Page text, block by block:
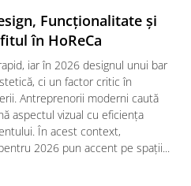
Funcționalitate și
în HoReCa
iar în 2026 designul unui bar
ci un factor critic în
Antreprenorii moderni caută
aspectul vizual cu eficiența
În acest context,
2026 pun accent pe spații...